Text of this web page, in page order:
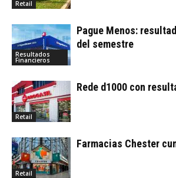
Retail
Resultados
Financieros
Pague Menos:
del semestre
Retail
Rede d1000 con
Retail
Farmacias Chester